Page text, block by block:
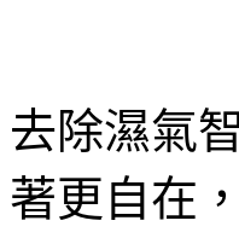
去除濕氣
著更自在